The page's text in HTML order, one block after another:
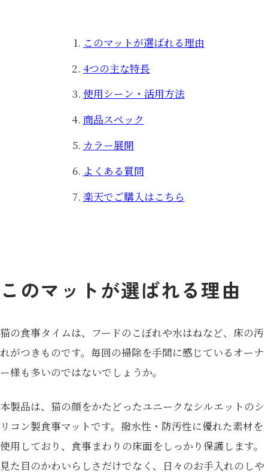
このマットが選ばれる理由
4つの主な特長
使用シーン・活用方法
商品スペック
カラー展開
よくある質問
楽天でご購入はこちら
このマットが選ばれる理由
猫の食事タイムは、フードのこぼれや水はねなど、床の汚
れがつきものです。毎回の掃除を手間に感じているオーナ
ー様も多いのではないでしょうか。
本製品は、猫の顔をかたどったユニークなシルエットのシ
リコン製食事マットです。撥水性・防汚性に優れた素材を
使用しており、食事まわりの床面をしっかり保護します。
見た目のかわいらしさだけでなく、日々のお手入れのしや